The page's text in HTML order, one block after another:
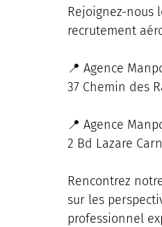
Rejoignez-nous
recrutement
📍 Agence
37 Chemin des
📍 Agence
2 Bd Lazare
Rencontrez
sur les
professionnel